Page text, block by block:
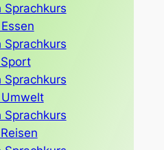
Sprachkurs
Sprachkurs
Sprachkurs
Sprachkurs